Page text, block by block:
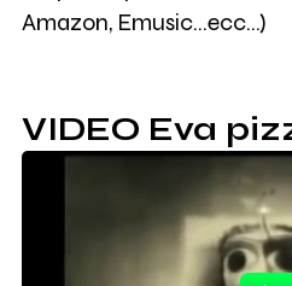
Amazon, Emusic...ecc...)
VIDEO Eva